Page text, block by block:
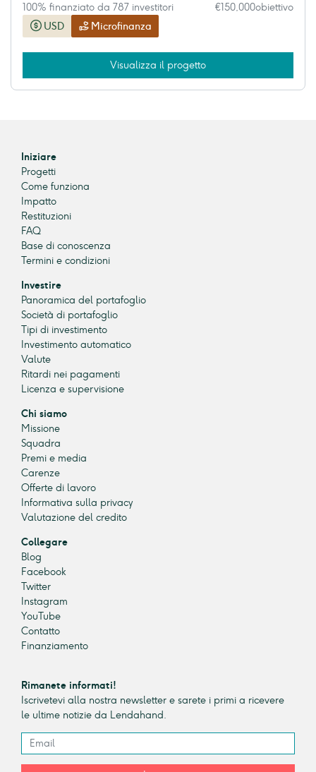
USD Microfinanza
100% finanziato da 787 investitori €150,000obiettivo
Visualizza il progetto
Iniziare
Progetti
Come funziona
Impatto
Restituzioni
FAQ
Base di conoscenza
Termini e condizioni
Investire
Panoramica del portafoglio
Società di portafoglio
Tipi di investimento
Investimento automatico
Valute
Ritardi nei pagamenti
Licenza e supervisione
Chi siamo
Missione
Squadra
Premi e media
Carenze
Offerte di lavoro
Informativa sulla privacy
Valutazione del credito
Collegare
Blog
Facebook
Twitter
Instagram
YouTube
Contatto
Finanziamento
Rimanete informati!
Iscrivetevi alla nostra newsletter e sarete i primi a ricevere
le ultime notizie da Lendahand.